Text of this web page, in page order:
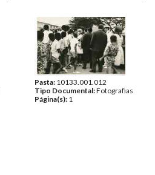
Pasta: 10133.001.012
Tipo Documental:Fotografias
Página(s): 1